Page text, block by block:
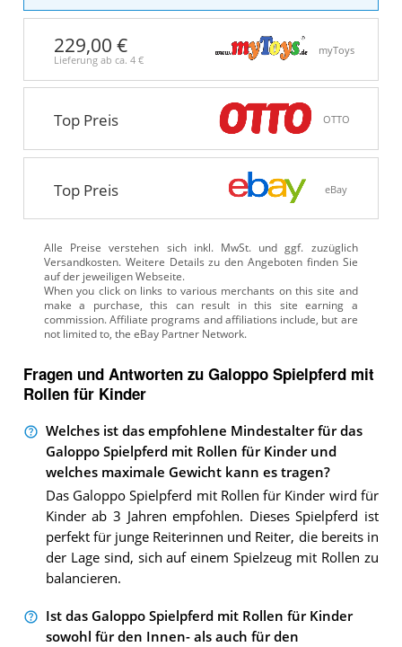
229,00 €
Lieferung ab ca. 4 €
myToys
Top Preis OTTO
Top Preis eBay
Alle Preise verstehen sich inkl. MwSt. und ggf. zuzüglich
Versandkosten. Weitere Details zu den Angeboten finden Sie
auf der jeweiligen Webseite.
Fragen und Antworten zu Galoppo Spielpferd mit
Rollen für Kinder
Welches ist das empfohlene Mindestalter für das
Galoppo Spielpferd mit Rollen für Kinder und
welches maximale Gewicht kann es tragen?
Das Galoppo Spielpferd mit Rollen für Kinder wird für
Kinder ab 3 Jahren empfohlen. Dieses Spielpferd ist
perfekt für junge Reiterinnen und Reiter, die bereits in
der Lage sind, sich auf einem Spielzeug mit Rollen zu
balancieren.
Ist das Galoppo Spielpferd mit Rollen für Kinder
sowohl für den Innen- als auch für den